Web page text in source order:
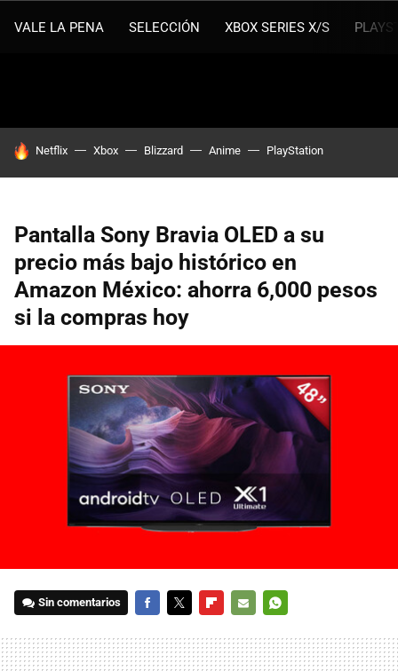
VALE LA PENA SELECCIÓN XBOX SERIES X/S
HOY SE HABLA DE
Netflix Xbox Blizzard Anime PlayStation
Pantalla Sony Bravia OLED a su
precio más bajo histórico en
Amazon México: ahorra 6,000 pesos
si la compras hoy
Sin comentarios
MAIL